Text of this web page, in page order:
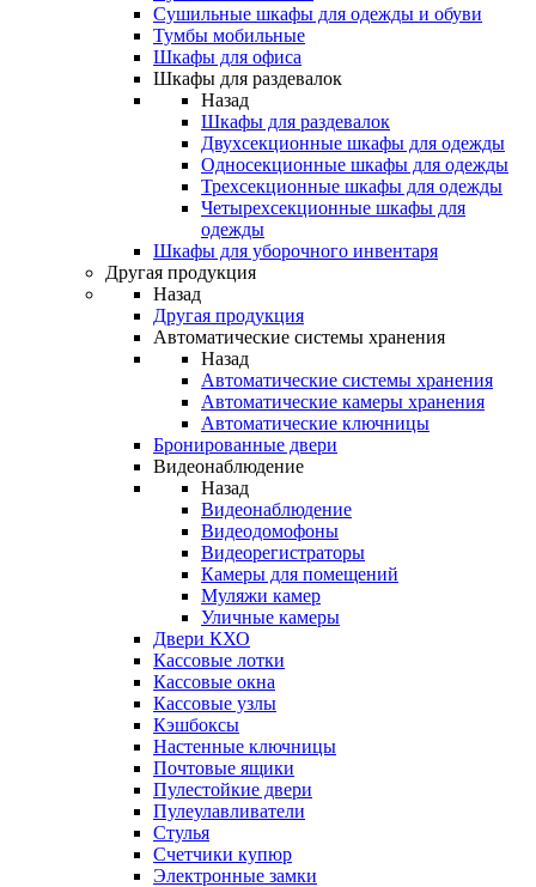
Сушильные шкафы для одежды и обуви
Тумбы мобильные
Шкафы для офиса
Шкафы для раздевалок
Назад
Шкафы для раздевалок
Двухсекционные шкафы для одежды
Односекционные шкафы для одежды
Трехсекционные шкафы для одежды
Четырехсекционные шкафы для
одежды
Шкафы для уборочного инвентаря
Другая продукция
Назад
Другая продукция
Автоматические системы хранения
Назад
Автоматические системы хранения
Автоматические камеры хранения
Автоматические ключницы
Бронированные двери
Видеонаблюдение
Назад
Видеонаблюдение
Видеодомофоны
Видеорегистраторы
Камеры для помещений
Муляжи камер
Уличные камеры
Двери КХО
Кассовые лотки
Кассовые окна
Кассовые узлы
Кэшбоксы
Настенные ключницы
Почтовые ящики
Пулестойкие двери
Пулеулавливатели
Стулья
Счетчики купюр
Электронные замки